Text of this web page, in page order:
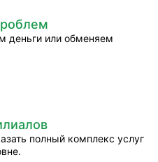
деньги или обменяем
полный комплекс услуг